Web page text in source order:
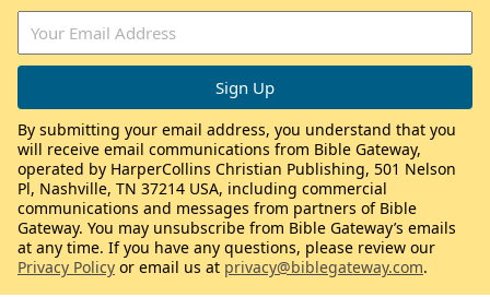
By submitting your email address, you understand that you
will receive email communications from Bible Gateway,
operated by HarperCollins Christian Publishing, 501 Nelson
Pl, Nashville, TN 37214 USA, including commercial
communications and messages from partners of Bible
Gateway. You may unsubscribe from Bible Gateway’s emails
at any time. If you have any questions, please review our
Privacy Policy or email us at privacy@biblegateway.com.